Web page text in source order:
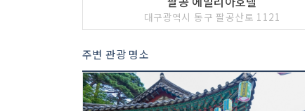
대구광역시 동구 팔공산로 1121
주변 관광 명소